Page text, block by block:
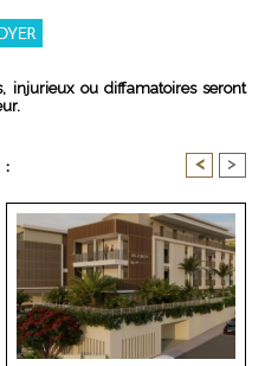
injurieux ou diffamatoires seront
: < >